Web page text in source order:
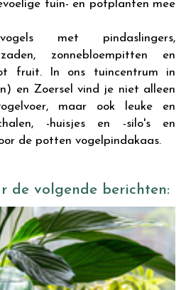
tuin- en potplanten mee
met pindaslingers,
zonnebloempitten en
fruit. In ons tuincentrum in
en Zoersel vind je niet alleen
maar ook leuke en
-huisjes en -silo's en
de potten vogelpindakaas.
de volgende berichten: